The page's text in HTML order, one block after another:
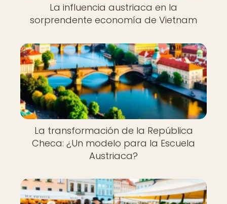
La influencia austriaca en la
sorprendente economía de Vietnam
La transformación de la República
Checa: ¿Un modelo para la Escuela
Austriaca?